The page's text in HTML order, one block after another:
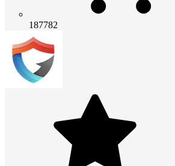
187782